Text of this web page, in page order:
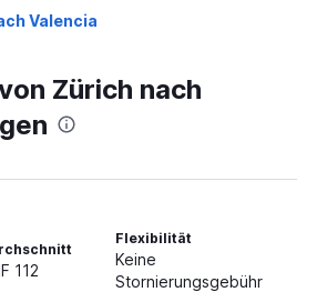
Valencia
Zürich nach
112
Flexibilität
Keine
Stornierungsgebühr